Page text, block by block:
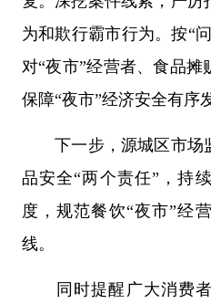
为和欺行霸市行为。按“
对“夜市”经营者、食品
保障“夜市”经济安全有序
下一步，源城区市场
品安全“两个责任”，持
度，规范餐饮“夜市”经
线。
同时提醒广大消费者